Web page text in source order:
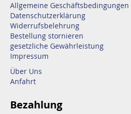
Allgemeine Geschäftsbedingungen
Datenschutzerklärung
Widerrufsbelehrung
Bestellung stornieren
gesetzliche Gewährleistung
Impressum
Über Uns
Anfahrt
Bezahlung